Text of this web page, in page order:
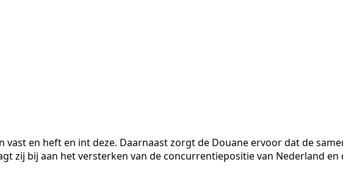
en heft en int deze. Daarnaast zorgt de Douane ervoor dat de
zij bij aan het versterken van de concurrentiepositie van Nederland en